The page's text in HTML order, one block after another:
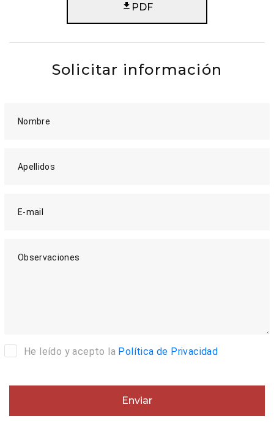
PDF
Solicitar información
Nombre
Apellidos
E-mail
Observaciones
He leído y acepto la Política de Privacidad
Enviar